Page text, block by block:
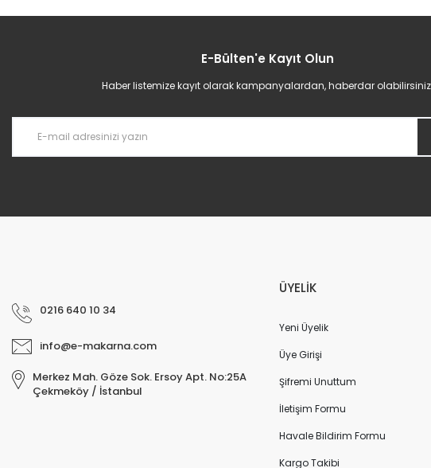
E-Bülten'e Kayıt Olun
Haber listemize kayıt olarak kampanyalardan, haberdar
0216 640 10 34
info@e-makarna.com
Merkez Mah. Göze Sok. Ersoy Apt. No:25A
Çekmeköy / İstanbul
ÜYELİK
Yeni Üyelik
Üye Girişi
Şifremi Unuttum
İletişim Formu
Havale Bildirim Formu
Kargo Takibi